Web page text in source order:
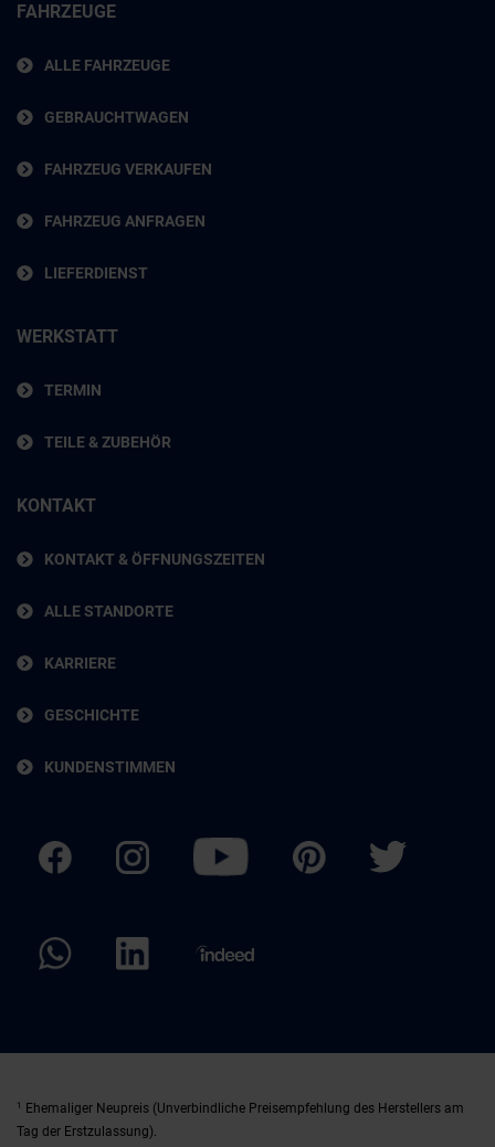
FAHRZEUGE
ALLE FAHRZEUGE
GEBRAUCHTWAGEN
FAHRZEUG VERKAUFEN
FAHRZEUG ANFRAGEN
LIEFERDIENST
WERKSTATT
TERMIN
TEILE & ZUBEHÖR
KONTAKT
KONTAKT & ÖFFNUNGSZEITEN
ALLE STANDORTE
KARRIERE
GESCHICHTE
KUNDENSTIMMEN
1
Ehemaliger Neupreis (Unverbindliche Preisempfehlung des Herstellers am
Tag der Erstzulassung).